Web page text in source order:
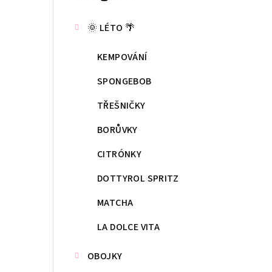
kategorie
🌞 LÉTO 🌴
KEMPOVÁNÍ
SPONGEBOB
TŘEŠNIČKY
BORŮVKY
CITRÓNKY
DOTTYROL SPRITZ
MATCHA
LA DOLCE VITA
OBOJKY